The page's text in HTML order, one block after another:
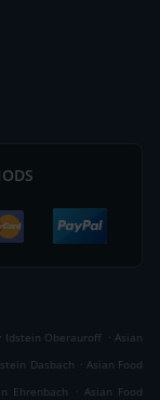
Idstein Oberauroff . Asian
Dasbach . Asian Food
Ehrenbach . Asian Food